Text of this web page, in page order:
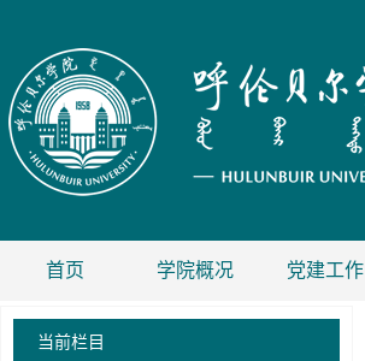
首页 学院概况 党建工作
当前栏目